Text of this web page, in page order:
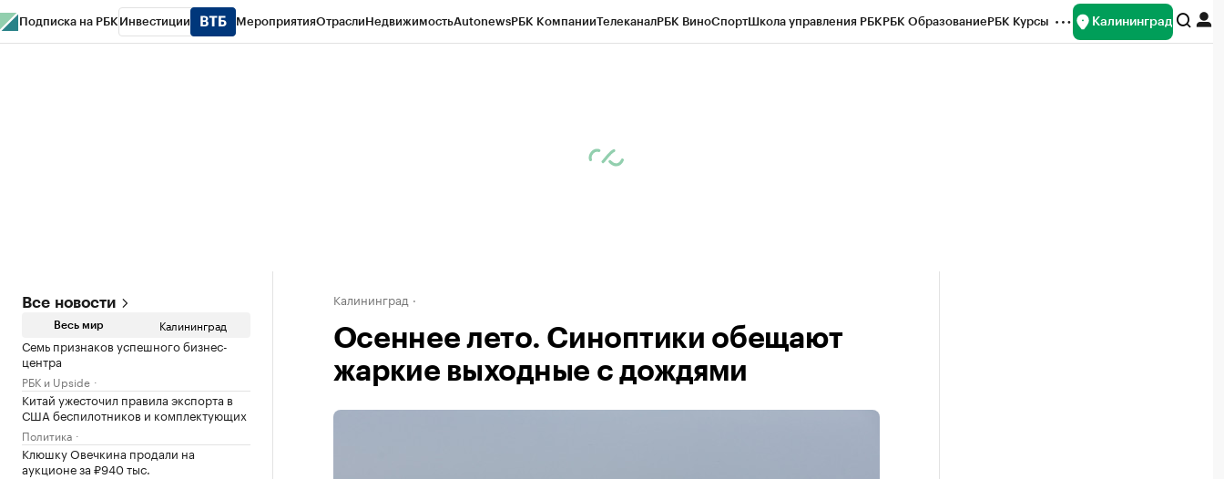
Подписка на РБК Инвестиции МероприятияОтраслиНедвижимостьAutonewsРБК КомпанииТелеканалРБК ВиноСпортШкола управления РБКРБК ОбразованиеРБК Курсы Калининград
Все новости
Весь мир Калининград
Семь признаков успешного бизнес-
центра
РБК и Upside
Китай ужесточил правила экспорта в
США беспилотников и комплектующих
Политика
Клюшку Овечкина продали на
аукционе за ₽940 тыс.
Калининград
Осеннее лето. Синоптики обещают
жаркие выходные с дождями